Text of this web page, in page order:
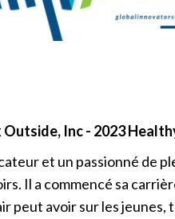
Inc - 2023
et un passionné de
Il a commencé sa
avoir sur les